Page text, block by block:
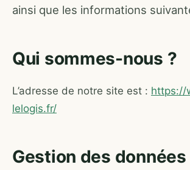
ainsi que les informations
Qui sommes-nous ?
L’adresse de notre site est : https://
lelogis.fr/
Gestion des données